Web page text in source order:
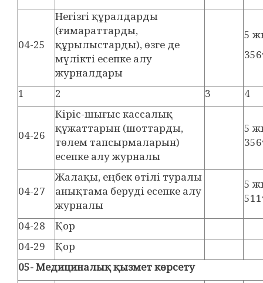
04-25
Негізгі құралдарды
(ғимараттарды,
құрылыстарды), өзге де
мүлікті есепке алу
журналдары
5
1 2 3 4
04-26
Кіріс-шығыс кассалық
құжаттарын (шоттарды,
төлем тапсырмаларын)
есепке алу журналы
5
04-27
Жалақы, еңбек өтілі туралы
анықтама беруді есепке алу
журналы
5
04-28
Қор
04-29
Қор
05- Медициналық қызмет көрсету